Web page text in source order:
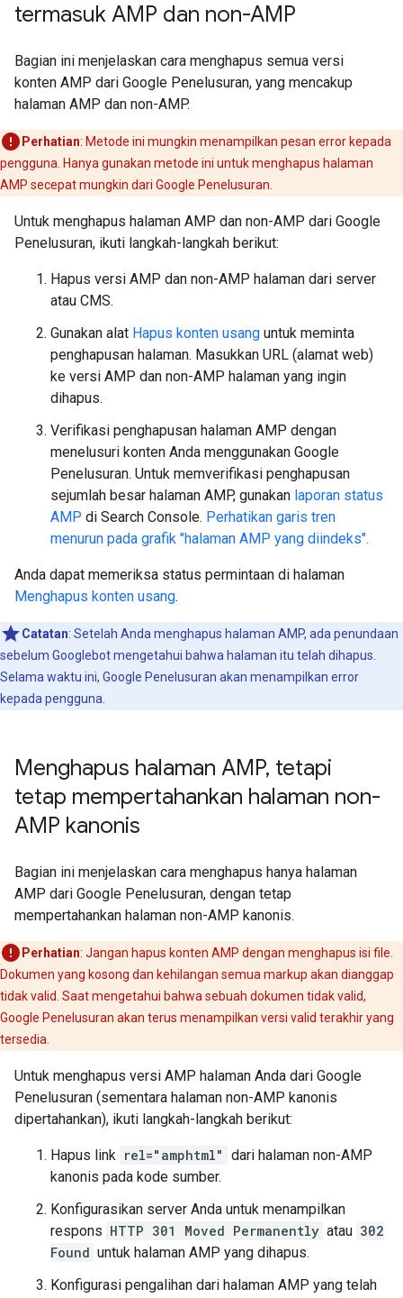
termasuk AMP dan non-AMP
Bagian ini menjelaskan cara menghapus semua versi
konten AMP dari Google Penelusuran, yang mencakup
halaman AMP dan non-AMP.
Perhatian: Metode ini mungkin menampilkan pesan error kepada
pengguna. Hanya gunakan metode ini untuk menghapus halaman
AMP secepat mungkin dari Google Penelusuran.
Untuk menghapus halaman AMP dan non-AMP dari Google
Penelusuran, ikuti langkah-langkah berikut:
Hapus versi AMP dan non-AMP halaman dari server
atau CMS.
Gunakan alat Hapus konten usang untuk meminta
penghapusan halaman. Masukkan URL (alamat web)
ke versi AMP dan non-AMP halaman yang ingin
dihapus.
Verifikasi penghapusan halaman AMP dengan
menelusuri konten Anda menggunakan Google
Penelusuran. Untuk memverifikasi penghapusan
sejumlah besar halaman AMP, gunakan laporan status
AMP di Search Console. Perhatikan garis tren
menurun pada grafik "halaman AMP yang diindeks".
Anda dapat memeriksa status permintaan di halaman
Menghapus konten usang.
Catatan: Setelah Anda menghapus halaman AMP, ada penundaan
sebelum Googlebot mengetahui bahwa halaman itu telah dihapus.
Selama waktu ini, Google Penelusuran akan menampilkan error
kepada pengguna.
Menghapus halaman AMP, tetapi
tetap mempertahankan halaman non-
AMP kanonis
Bagian ini menjelaskan cara menghapus hanya halaman
AMP dari Google Penelusuran, dengan tetap
mempertahankan halaman non-AMP kanonis.
Perhatian: Jangan hapus konten AMP dengan menghapus isi file.
Dokumen yang kosong dan kehilangan semua markup akan dianggap
tidak valid. Saat mengetahui bahwa sebuah dokumen tidak valid,
Google Penelusuran akan terus menampilkan versi valid terakhir yang
tersedia.
Untuk menghapus versi AMP halaman Anda dari Google
Penelusuran (sementara halaman non-AMP kanonis
dipertahankan), ikuti langkah-langkah berikut:
Hapus link rel="amphtml" dari halaman non-AMP
kanonis pada kode sumber.
Konfigurasikan server Anda untuk menampilkan
respons HTTP 301 Moved Permanently atau 302
Found untuk halaman AMP yang dihapus.
Konfigurasi pengalihan dari halaman AMP yang telah